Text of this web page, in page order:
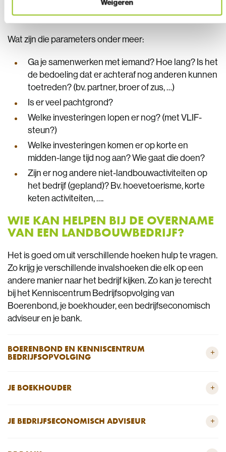
Weigeren
bedrijfseconomisch adviseur. Zij helpen je vervolgens
de puzzel goed te leggen.
Wat zijn die parameters onder meer:
Ga je samenwerken met iemand? Hoe lang? Is het
de bedoeling dat er achteraf nog anderen kunnen
toetreden? (bv. partner, broer of zus, …)
Is er veel pachtgrond?
Welke investeringen lopen er nog? (met VLIF-
steun?)
Welke investeringen komen er op korte en
midden-lange tijd nog aan? Wie gaat die doen?
Zijn er nog andere niet-landbouwactiviteiten op
het bedrijf (gepland)? Bv. hoevetoerisme, korte
keten activiteiten, ….
WIE KAN HELPEN BIJ DE OVERNAME
VAN EEN LANDBOUWBEDRIJF?
Het is goed om uit verschillende hoeken hulp te vragen.
Zo krijg je verschillende invalshoeken die elk op een
andere manier naar het bedrijf kijken. Zo kan je terecht
bij het Kenniscentrum Bedrijfsopvolging van
Boerenbond, je boekhouder, een bedrijfseconomisch
adviseur en je bank.
BOERENBOND EN KENNISCENTRUM
BEDRIJFSOPVOLGING +
JE BOEKHOUDER +
JE BEDRIJFSECONOMISCH ADVISEUR +